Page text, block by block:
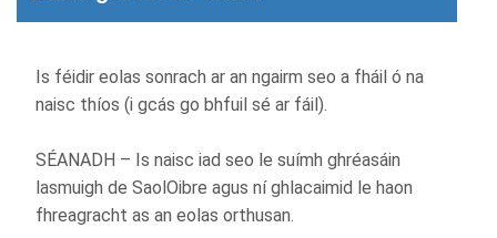
Is féidir eolas sonrach ar an ngairm seo a fháil ó na
naisc thíos (i gcás go bhfuil sé ar fáil).
SÉANADH – Is naisc iad seo le suímh ghréasáin
lasmuigh de SaolOibre agus ní ghlacaimid le haon
fhreagracht as an eolas orthusan.